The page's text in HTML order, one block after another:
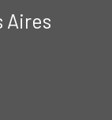
Aires